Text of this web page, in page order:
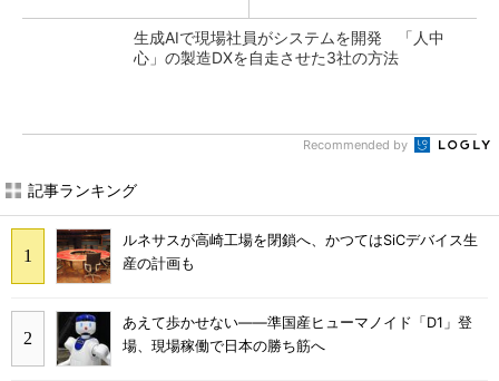
生成AIで現場社員がシステムを開発 「人中
心」の製造DXを自走させた3社の方法
Recommended by
記事ランキング
ルネサスが高崎工場を閉鎖へ、かつてはSiCデバイス生
産の計画も
あえて歩かせない――準国産ヒューマノイド「D1」登
場、現場稼働で日本の勝ち筋へ